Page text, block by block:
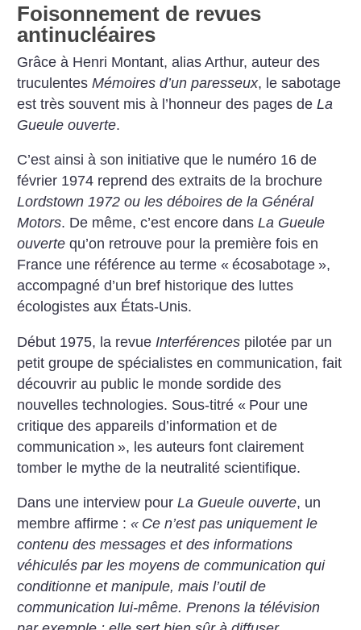
Foisonnement de revues
antinucléaires
Grâce à Henri Montant, alias Arthur, auteur des
truculentesMémoires d’un paresseux, le sabotage
est très souvent mis à l’honneur des pages deLa
Gueule ouverte.
C’est ainsi à son initiative que le numéro 16 de
février 1974 reprend des extraits de la brochure
Lordstown 1972 ou les déboires de la Général
Motors. De même, c’est encore dansLa Gueule
ouverte qu’on retrouve pour la première fois en
France une référence au terme « écosabotage »,
accompagné d’un bref historique des luttes
écologistes aux États-Unis.
Début 1975, la revue Interférences pilotée par un
petit groupe de spécialistes en communication, fait
découvrir au public le monde sordide des
nouvelles technologies. Sous-titré « Pour une
critique des appareils d’information et de
communication », les auteurs font clairement
tomber le mythe de la neutralité scientifique.
Dans une interview pourLa Gueule ouverte, un
membre affirme :« Ce n’est pas uniquement le
contenu des messages et des informations
véhiculés par les moyens de communication qui
conditionne et manipule, mais l’outil de
communication lui-même. Prenons la télévision